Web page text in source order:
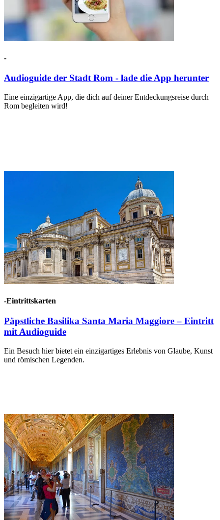
-
Audioguide der Stadt Rom - lade die App herunter
Eine einzigartige App, die dich auf deiner Entdeckungsreise durch
Rom begleiten wird!
-Eintrittskarten
Päpstliche Basilika Santa Maria Maggiore – Eintritt
mit Audioguide
Ein Besuch hier bietet ein einzigartiges Erlebnis von Glaube, Kunst
und römischen Legenden.